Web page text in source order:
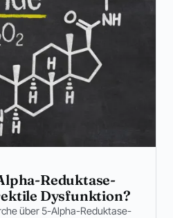
Reduktase-
Dysfunktion?
über 5-Alpha-Reduktase-